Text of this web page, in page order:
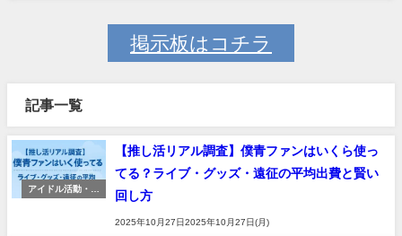
掲示板はコチラ
記事一覧
アイドル活動・推
【推し活リアル調査】僕青ファンはいくら使っ
てる？ライブ・グッズ・遠征の平均出費と賢い
回し方
2025年10月27日2025年10月27日(月)